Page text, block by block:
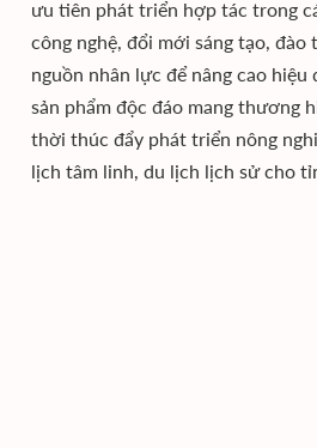
ưu tiên phát triển hợp tác trong
công nghệ, đổi mới sáng tạo, đào
nguồn nhân lực để nâng cao hiệu
sản phẩm độc đáo mang thương
thời thúc đẩy phát triển nông
lịch tâm linh, du lịch lịch sử cho